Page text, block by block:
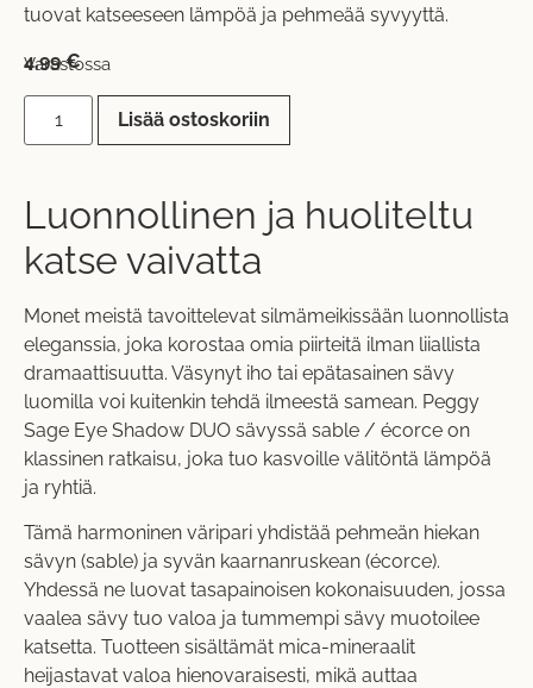
tuovat katseeseen lämpöä ja pehmeää syvyyttä.
4,99€
Varastossa
Lisää ostoskoriin
Luonnollinen ja huoliteltu
katse vaivatta
Monet meistä tavoittelevat silmämeikissään luonnollista
eleganssia, joka korostaa omia piirteitä ilman liiallista
dramaattisuutta. Väsynyt iho tai epätasainen sävy
luomilla voi kuitenkin tehdä ilmeestä samean. Peggy
Sage Eye Shadow DUO sävyssä sable / écorce on
klassinen ratkaisu, joka tuo kasvoille välitöntä lämpöä
ja ryhtiä.
Tämä harmoninen väripari yhdistää pehmeän hiekan
sävyn (sable) ja syvän kaarnanruskean (écorce).
Yhdessä ne luovat tasapainoisen kokonaisuuden, jossa
vaalea sävy tuo valoa ja tummempi sävy muotoilee
katsetta. Tuotteen sisältämät mica-mineraalit
heijastavat valoa hienovaraisesti, mikä auttaa